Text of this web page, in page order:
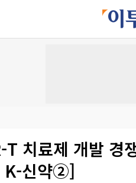
T 치료제 개발 경
K-신약②]